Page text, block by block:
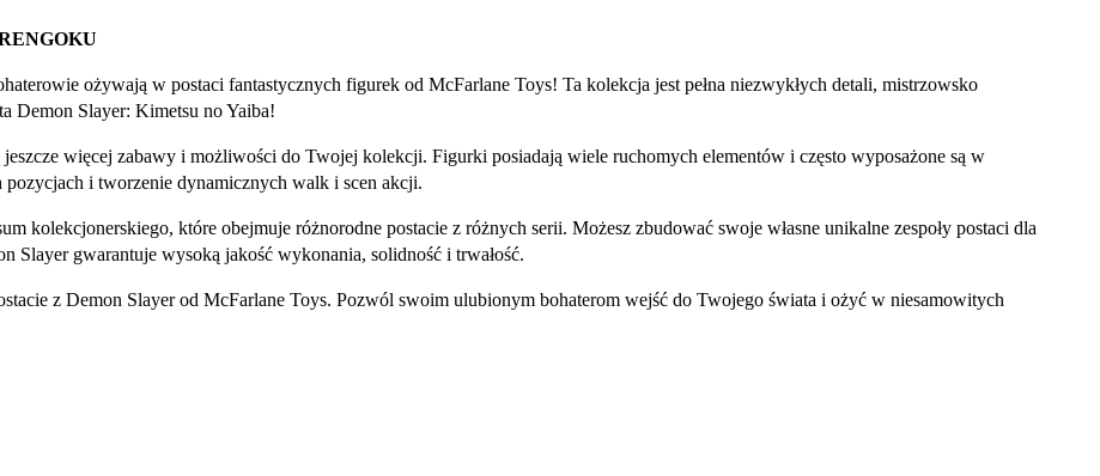
ożywają w postaci fantastycznych figurek od McFarlane Toys! Ta kolekcja jest pełna niezwykłych detali, mistrzowsko
Demon Slayer: Kimetsu no Yaiba!
więcej zabawy i możliwości do Twojej kolekcji. Figurki posiadają wiele ruchomych elementów i często wyposażone są w
i tworzenie dynamicznych walk i scen akcji.
kolekcjonerskiego, które obejmuje różnorodne postacie z różnych serii. Możesz zbudować swoje własne unikalne zespoły postaci dla
Slayer gwarantuje wysoką jakość wykonania, solidność i trwałość.
z Demon Slayer od McFarlane Toys. Pozwól swoim ulubionym bohaterom wejść do Twojego świata i ożyć w niesamowitych